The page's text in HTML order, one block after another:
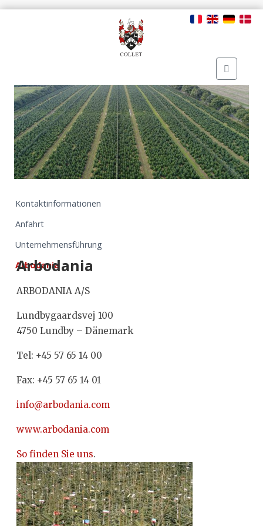
Kontaktinformationen
Anfahrt
Unternehmensführung
Arbodania
Arbodania
ARBODANIA A/S
Lundbygaardsvej 100
4750 Lundby – Dänemark
Tel: +45 57 65 14 00
Fax: +45 57 65 14 01
info@arbodania.com
www.arbodania.com
So finden Sie uns.